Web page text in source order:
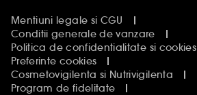
Mentiuni legale si CGU
Conditii generale de vanzare
Politica de confidentialitate si cookies
Preferinte cookies
Cosmetovigilenta si Nutrivigilenta
Program de fidelitate